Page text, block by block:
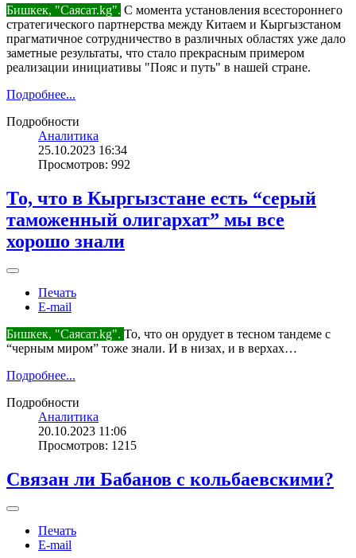
Бишкек, "Саясат.kg". С момента установления всестороннего
стратегического партнерства между Китаем и Кыргызстаном
прагматичное сотрудничество в различных областях уже дало
заметные результаты, что стало прекрасным примером
реализации инициативы "Пояс и путь" в нашей стране.
Подробнее...
Подробности
Аналитика
25.10.2023 16:34
Просмотров: 992
То, что в Кыргызстане есть “серый
таможенный олигархат” мы все
хорошо знали
Печать
E-mail
Бишкек, "Саясат.kg". То, что он орудует в тесном тандеме с
“черным миром” тоже знали. И в низах, и в верхах…
Подробнее...
Подробности
Аналитика
20.10.2023 11:06
Просмотров: 1215
Связан ли Бабанов с кольбаевскими?
Печать
E-mail